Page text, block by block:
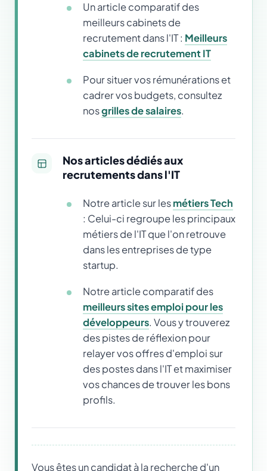
Un article comparatif des
meilleurs cabinets de
recrutement dans l'IT : Meilleurs
cabinets de recrutement IT
Pour situer vos rémunérations et
cadrer vos budgets, consultez
nosgrilles de salaires.
Nos articles dédiés aux
recrutements dans l'IT
Notre article sur lesmétiers Tech
: Celui-ci regroupe les principaux
métiers de l'IT que l'on retrouve
dans les entreprises de type
startup.
Notre article comparatif des
meilleurs sites emploi pour les
développeurs. Vous y trouverez
des pistes de réflexion pour
relayer vos offres d'emploi sur
des postes dans l'IT et maximiser
vos chances de trouver les bons
profils.
Vous êtes un candidat à la recherche d'un